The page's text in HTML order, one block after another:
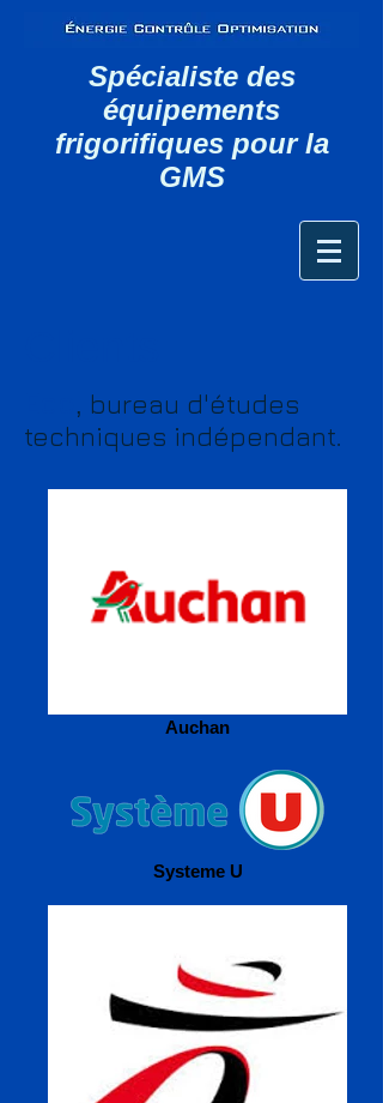
Spécialiste des
équipements
frigorifiques pour la
GMS
, bureau d'études
techniques indépendant.
Auchan
Systeme U